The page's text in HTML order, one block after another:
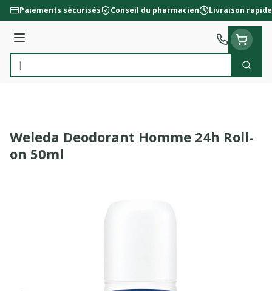
Aller au contenu
Paiements sécurisés Conseil du pharmacien Livraison rapide
Menu
Rechercher
Weleda Deodorant Homme 24h Roll-
on 50ml